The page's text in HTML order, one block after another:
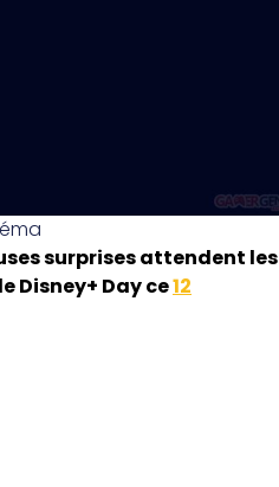
surprises attendent les
Disney+ Day ce12